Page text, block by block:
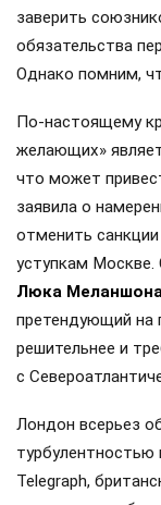
заверить
обязательства
Однако помним,
По-настоящему
желающих»
что может
заявила о
отменить
уступкам
Люка
претендующий на
решительнее и
с
Лондон всерьез
Telegraph,